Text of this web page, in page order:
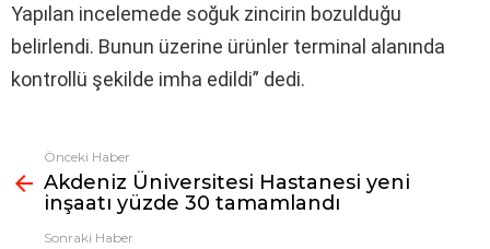
Yapılan incelemede soğuk zincirin bozulduğu
belirlendi. Bunun üzerine ürünler terminal alanında
kontrollü şekilde imha edildi” dedi.
Fazlasına
bak
Önceki Haber
Akdeniz Üniversitesi Hastanesi yeni
inşaatı yüzde 30 tamamlandı
Sonraki Haber